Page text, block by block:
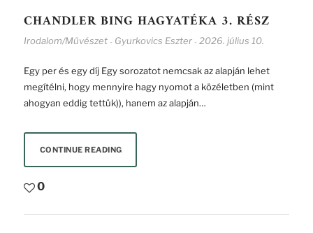
CHANDLER BING HAGYATÉKA 3. RÉSZ
Irodalom/Művészet - Gyurkovics Eszter - 2026. július 10.
Egy per és egy díj Egy sorozatot nemcsak az alapján lehet
megítélni, hogy mennyire hagy nyomot a közéletben (mint
ahogyan eddig tettük)), hanem az alapján…
CONTINUE READING
0